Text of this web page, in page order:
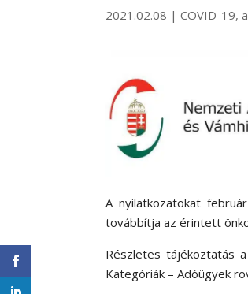
2021.02.08 |COVID-19,
A nyilatkozatokat
továbbítja az érintett
Részletes tájékoztatás a
Kategóriák – Adóügyek